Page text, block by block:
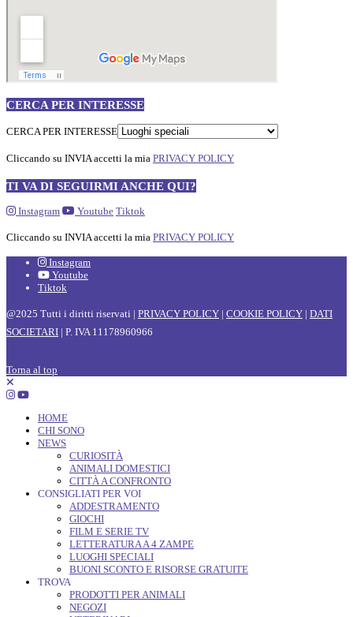
CERCA PER INTERESSE
CERCA PER INTERESSE
Cliccando su INVIA accetti la mia PRIVACY POLICY
TI VA DI SEGUIRMI ANCHE QUI?
Instagram Youtube Tiktok
Cliccando su INVIA accetti la mia PRIVACY POLICY
Instagram
Youtube
Tiktok
@2025 Tutti i diritti riservati | PRIVACY POLICY | COOKIE POLICY | DATI
SOCIETARI | P. IVA 11178960966
Torna al top
HOME
CHI SONO
NEWS
CURIOSITÀ
ANIMALI DOMESTICI
CITTÀ A CONFRONTO
CONSIGLIATI PER VOI
ADDESTRAMENTO
GIOCHI
FILM E SERIE TV
LETTERATURA A 4 ZAMPE
LUOGHI SPECIALI
BUONI SCONTO E RISORSE GRATUITE
TROVA
PRODOTTI PER ANIMALI
NEGOZI